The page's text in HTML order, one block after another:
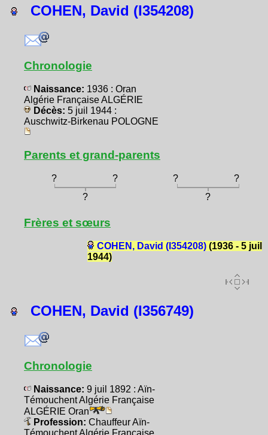
COHEN, David (I354208)
Chronologie
Naissance: 1936 : Oran
Algérie Française ALGÉRIE
Décès: 5 juil 1944 :
Auschwitz-Birkenau POLOGNE
Parents et grand-parents
? ? ?
?
?
?
Frères et sœurs
COHEN, David (I354208)(1936 - 5 juil
1944)
COHEN, David (I356749)
Chronologie
Naissance: 9 juil 1892 : Aïn-
Témouchent Algérie Française
ALGÉRIE Oran
Profession: Chauffeur Aïn-